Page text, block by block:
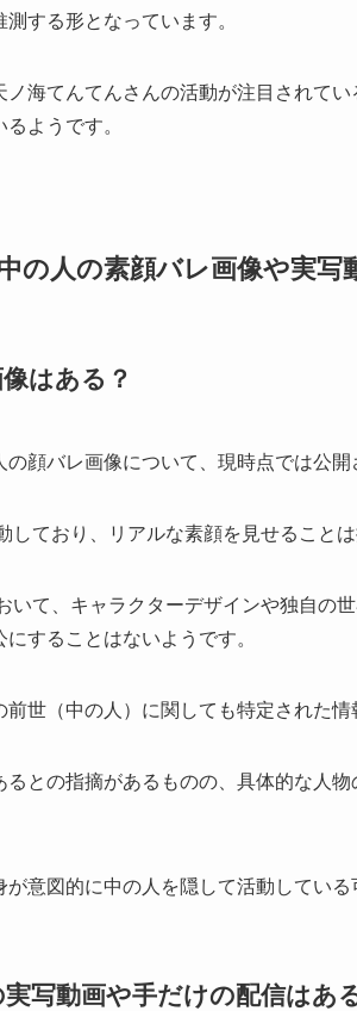
する形となっています。
ノ海てんてんさんの活動が注目されて
ようです。
の人の素顔バレ画像や実写
はある？
顔バレ画像について、現時点では公開
しており、リアルな素顔を見せることは
いて、キャラクターデザインや独自の
することはないようです。
前世（中の人）に関しても特定された情
との指摘があるものの、具体的な人
意図的に中の人を隠して活動している
写動画や手だけの配信はあ